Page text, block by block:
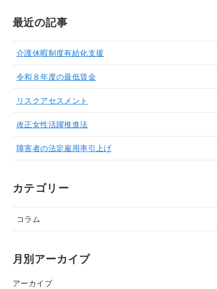
最近の記事
介護休暇制度有給化支援
令和８年度の最低賃金
リスクアセスメント
改正女性活躍推進法
障害者の法定雇用率引上げ
カテゴリー
コラム
月別アーカイブ
アーカイブ